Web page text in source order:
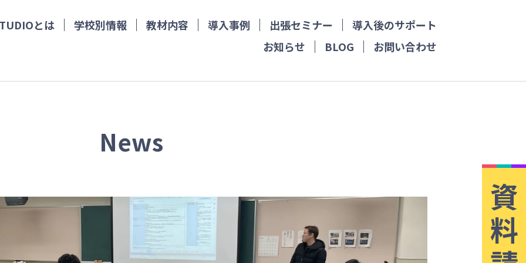
とは 学校別情報 教材内容 導入事例 出張セミナー
導入後のサポート
お知らせ
BLOG お問い合わせ
資
料
News